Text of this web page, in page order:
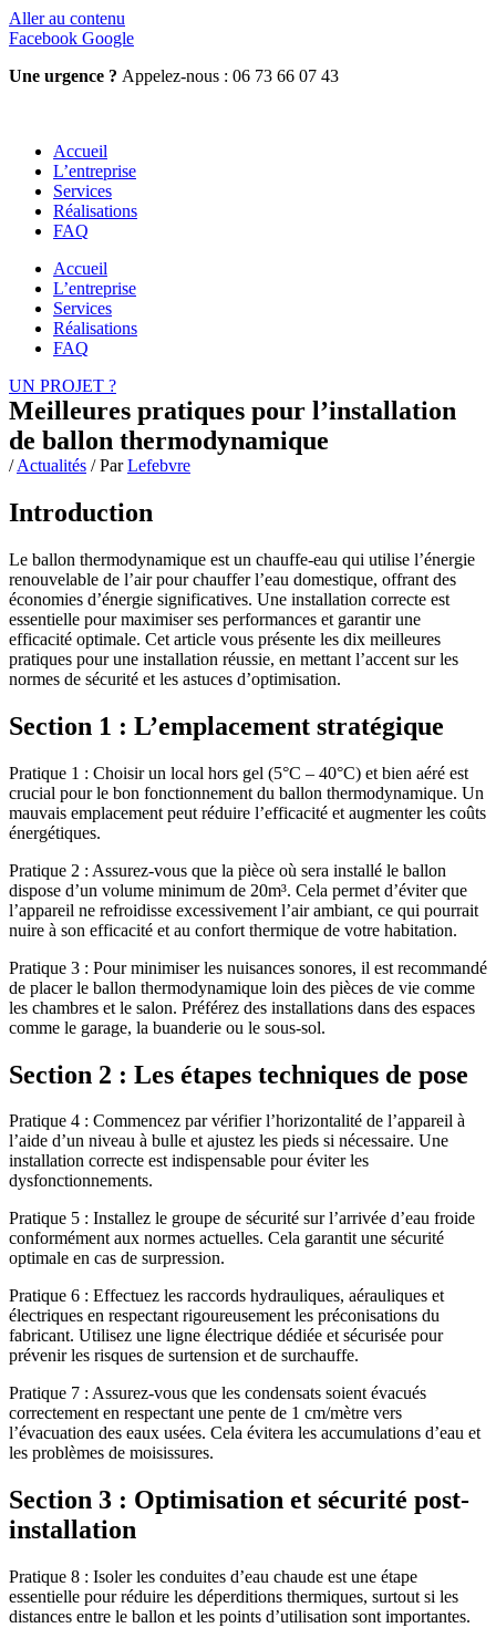
Aller au contenu
Facebook Google
Une urgence ? Appelez-nous : 06 73 66 07 43
Accueil
L’entreprise
Services
Réalisations
FAQ
Accueil
L’entreprise
Services
Réalisations
FAQ
UN PROJET ?
Meilleures pratiques pour l’installation
de ballon thermodynamique
/Actualités / ParLefebvre
Introduction
Le ballon thermodynamique est un chauffe-eau qui utilise l’énergie
renouvelable de l’air pour chauffer l’eau domestique, offrant des
économies d’énergie significatives. Une installation correcte est
essentielle pour maximiser ses performances et garantir une
efficacité optimale. Cet article vous présente les dix meilleures
pratiques pour une installation réussie, en mettant l’accent sur les
normes de sécurité et les astuces d’optimisation.
Section 1 : L’emplacement stratégique
Pratique 1 : Choisir un local hors gel (5°C – 40°C) et bien aéré est
crucial pour le bon fonctionnement du ballon thermodynamique. Un
mauvais emplacement peut réduire l’efficacité et augmenter les coûts
énergétiques.
Pratique 2 : Assurez-vous que la pièce où sera installé le ballon
dispose d’un volume minimum de 20m³. Cela permet d’éviter que
l’appareil ne refroidisse excessivement l’air ambiant, ce qui pourrait
nuire à son efficacité et au confort thermique de votre habitation.
Pratique 3 : Pour minimiser les nuisances sonores, il est recommandé
de placer le ballon thermodynamique loin des pièces de vie comme
les chambres et le salon. Préférez des installations dans des espaces
comme le garage, la buanderie ou le sous-sol.
Section 2 : Les étapes techniques de pose
Pratique 4 : Commencez par vérifier l’horizontalité de l’appareil à
l’aide d’un niveau à bulle et ajustez les pieds si nécessaire. Une
installation correcte est indispensable pour éviter les
dysfonctionnements.
Pratique 5 : Installez le groupe de sécurité sur l’arrivée d’eau froide
conformément aux normes actuelles. Cela garantit une sécurité
optimale en cas de surpression.
Pratique 6 : Effectuez les raccords hydrauliques, aérauliques et
électriques en respectant rigoureusement les préconisations du
fabricant. Utilisez une ligne électrique dédiée et sécurisée pour
prévenir les risques de surtension et de surchauffe.
Pratique 7 : Assurez-vous que les condensats soient évacués
correctement en respectant une pente de 1 cm/mètre vers
l’évacuation des eaux usées. Cela évitera les accumulations d’eau et
les problèmes de moisissures.
Section 3 : Optimisation et sécurité post-
installation
Pratique 8 : Isoler les conduites d’eau chaude est une étape
essentielle pour réduire les déperditions thermiques, surtout si les
distances entre le ballon et les points d’utilisation sont importantes.